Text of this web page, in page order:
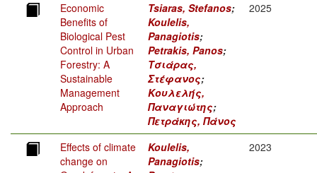
Economic
Benefits of
Biological Pest
Control in Urban
Forestry: A
Sustainable
Management
Approach
Tsiaras, Stefanos;
Koulelis,
Panagiotis;
Petrakis, Panos;
Τσιάρας,
Στέφανος;
Κουλελής,
Παναγιώτης;
Πετράκης, Πάνος
2025
Effects of climate
change on
Koulelis,
Panagiotis;
2023